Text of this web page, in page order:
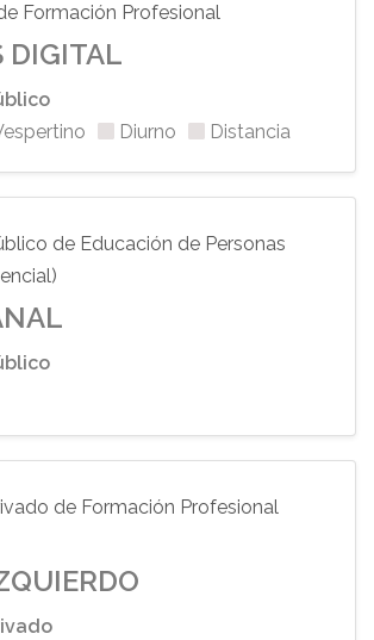
Formación Profesional
DIGITAL
Diurno Distancia
de Educación de Personas
de Formación Profesional